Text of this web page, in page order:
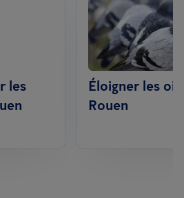
les
Éloigner les
Rouen